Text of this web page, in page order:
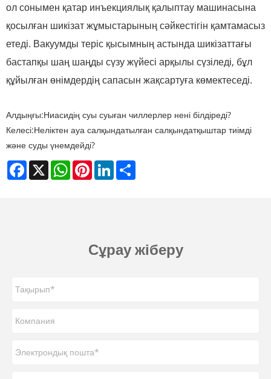
ол сонымен қатар инъекциялық қалыптау машинасына
қосылған шикізат жұмыстарының сәйкестігін қамтамасыз
етеді. Вакуумды теріс қысымның астында шикізаттағы
бастапқы шаң шаңды сүзу жүйесі арқылы сүзіледі, бұл
құйылған өнімдердің сапасын жақсартуға көмектеседі.
Алдыңғы:Ниасидің суы суыған чиллерлер нені білдіреді?
Келесі:Неліктен ауа салқындатылған салқындатқыштар тиімді
және суды үнемдейді?
Facebook
X WhatsAppPinterestLinkedIn
Сұрау жіберу